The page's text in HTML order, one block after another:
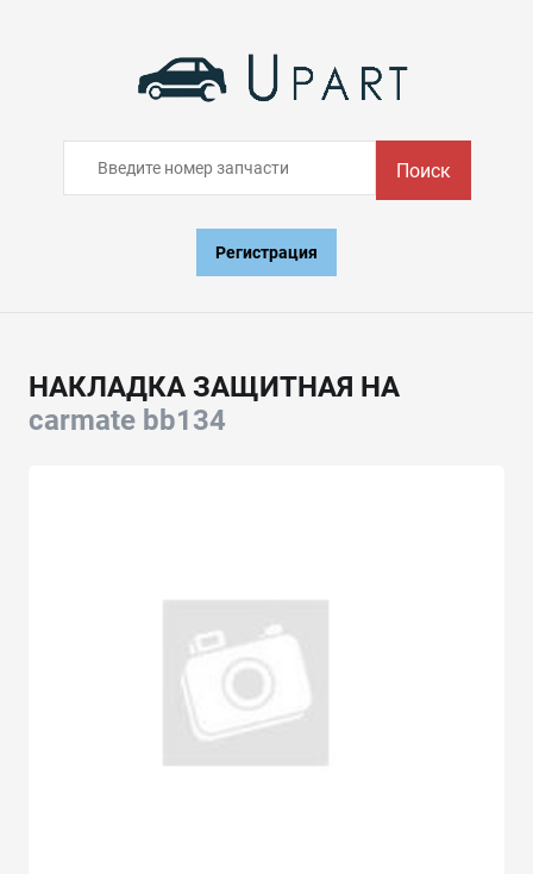
Поиск
Регистрация
НАКЛАДКА ЗАЩИТНАЯ НА
carmate bb134